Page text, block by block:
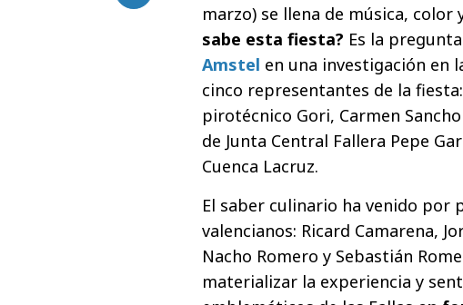
marzo) se llena de música,
sabe esta fiesta? Es la
Amstel en una investigación en
cinco representantes de la
pirotécnico Gori, Carmen
de Junta Central Fallera Pepe
Cuenca Lacruz.
El saber culinario ha venido por
valencianos: Ricard Camarena,
Nacho Romero y Sebastián
materializar la experiencia y